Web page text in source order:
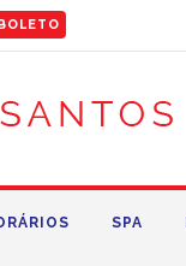
SPA